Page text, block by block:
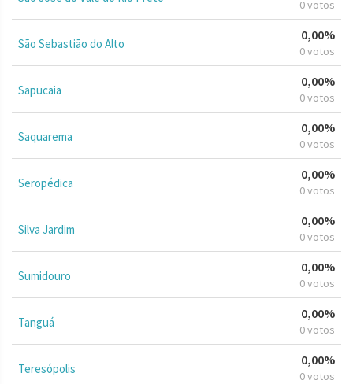
0 votos
São Sebastião do Alto
0,00%
0 votos
Sapucaia
0,00%
0 votos
Saquarema
0,00%
0 votos
Seropédica
0,00%
0 votos
Silva Jardim
0,00%
0 votos
Sumidouro
0,00%
0 votos
Tanguá
0,00%
0 votos
Teresópolis
0,00%
0 votos